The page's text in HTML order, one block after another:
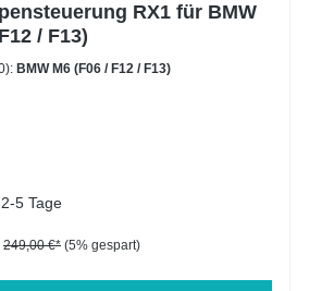
RX1 für BMW
/ F13)
BMW M6 (F06 / F12 / F13)
5 Tage
249,00 €* (5% gespart)